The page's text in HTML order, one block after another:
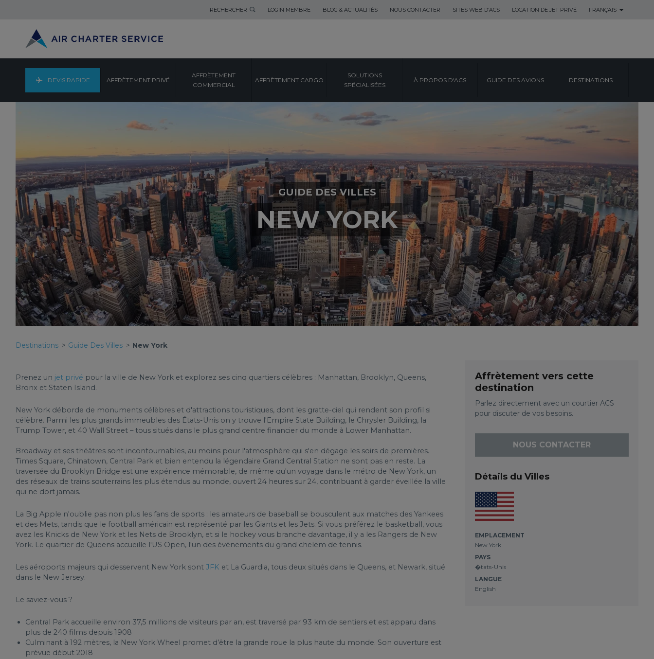
RECHERCHER LOGIN MEMBRE BLOG & ACTUALITÉS NOUS CONTACTER SITES WEB D’ACS LOCATION DE JET PRIVÉ FRANÇAIS
DEVIS RAPIDE AFFRÈTEMENT PRIVÉ
AFFRÈTEMENT
COMMERCIAL
AFFRÈTEMENT CARGO
SOLUTIONS
SPÉCIALISÉES
À PROPOS D'ACS GUIDE DES AVIONS DESTINATIONS
GUIDE DES VILLES
NEW YORK
Destinations Guide Des Villes New York
Prenez un jet privé pour la ville de New York et explorez ses cinq quartiers célèbres : Manhattan, Brooklyn, Queens,
Bronx et Staten Island.
New York déborde de monuments célèbres et d'attractions touristiques, dont les gratte-ciel qui rendent son profil si
célèbre. Parmi les plus grands immeubles des États-Unis on y trouve l'Empire State Building, le Chrysler Building, la
Trump Tower, et 40 Wall Street – tous situés dans le plus grand centre financier du monde à Lower Manhattan.
Broadway et ses théâtres sont incontournables, au moins pour l'atmosphère qui s'en dégage les soirs de premières.
Times Square, Chinatown, Central Park et bien entendu la légendaire Grand Central Station ne sont pas en reste. La
traversée du Brooklyn Bridge est une expérience mémorable, de même qu'un voyage dans le métro de New York, un
des réseaux de trains souterrains les plus étendus au monde, ouvert 24 heures sur 24, contribuant à garder éveillée la ville
qui ne dort jamais.
La Big Apple n'oublie pas non plus les fans de sports : les amateurs de baseball se bousculent aux matches des Yankees
et des Mets, tandis que le football américain est représenté par les Giants et les Jets. Si vous préférez le basketball, vous
avez les Knicks de New York et les Nets de Brooklyn, et si le hockey vous branche davantage, il y a les Rangers de New
York. Le quartier de Queens accueille l'US Open, l'un des événements du grand chelem de tennis.
Les aéroports majeurs qui desservent New York sont JFK et La Guardia, tous deux situés dans le Queens, et Newark, situé
dans le New Jersey.
Le saviez-vous ?
Central Park accueille environ 37,5 millions de visiteurs par an, est traversé par 93 km de sentiers et est apparu dans
plus de 240 films depuis 1908
Culminant à 192 mètres, la New York Wheel promet d’être la grande roue la plus haute du monde. Son ouverture est
prévue début 2018
Affrètement vers cette
destination
Parlez directement avec un courtier ACS
pour discuter de vos besoins.
NOUS CONTACTER
Détails du Villes
EMPLACEMENT
New York
PAYS
�tats-Unis
LANGUE
English